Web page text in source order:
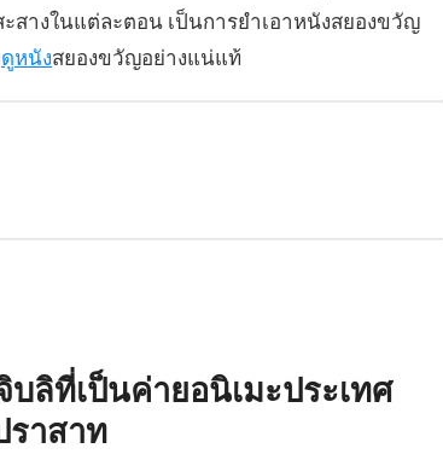
างในแต่ละตอน เป็นการยำเอาหนังสยองขวัญ
ดูหนังสยองขวัญอย่างแน่แท้
ลิที่เป็นค่ายอนิเมะประเทศ
ราสาท